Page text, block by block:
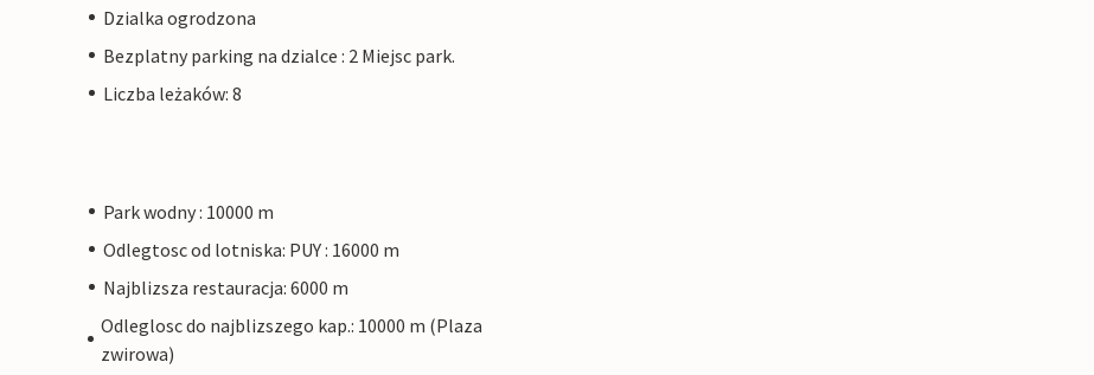
Dzialka ogrodzona
Bezplatny parking na dzialce : 2 Miejsc park.
Liczba leżaków: 8
Park wodny : 10000 m
Odlegtosc od lotniska: PUY : 16000 m
Najblizsza restauracja: 6000 m
Odleglosc do najblizszego kap.: 10000 m (Plaza
zwirowa)